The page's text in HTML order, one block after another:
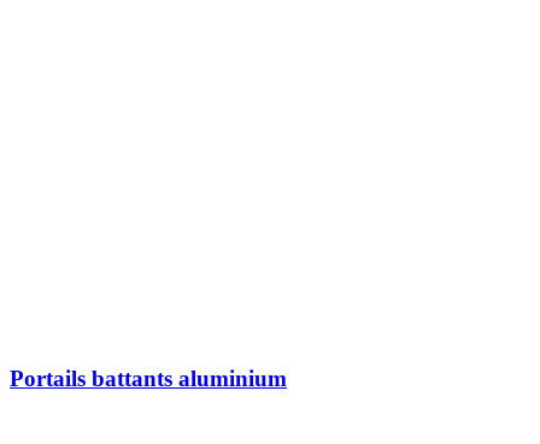
Portails battants aluminium